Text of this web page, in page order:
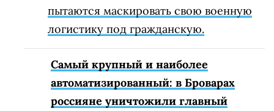
пытаются маскировать свою военную
логистику под гражданскую.
Самый крупный и наиболее
автоматизированный: в Броварах
россияне уничтожили главный